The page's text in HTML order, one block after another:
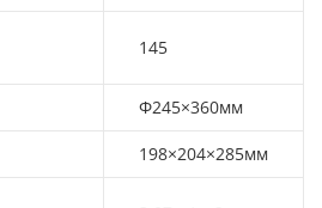
145
Φ245×360мм
198×204×285мм